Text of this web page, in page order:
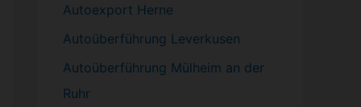
Autoexport Herne
Autoüberführung Leverkusen
Autoüberführung Mülheim an der
Ruhr